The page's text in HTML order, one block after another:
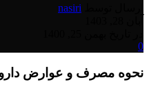
nasiri
0
نحوه مصرف و عوارض